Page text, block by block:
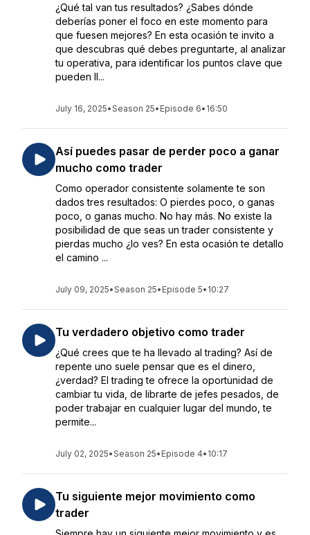
¿Qué tal van tus resultados? ¿Sabes dónde
deberías poner el foco en este momento para
que fuesen mejores? En esta ocasión te invito a
que descubras qué debes preguntarte, al analizar
tu operativa, para identificar los puntos clave que
pueden ll...
July 16, 2025•Season 25• Episode 6• 16:50
Así puedes pasar de perder poco a ganar
mucho como trader
Como operador consistente solamente te son
dados tres resultados: O pierdes poco, o ganas
poco, o ganas mucho. No hay más. No existe la
posibilidad de que seas un trader consistente y
pierdas mucho ¿lo ves? En esta ocasión te detallo
el camino ...
July 09, 2025•Season 25• Episode 5• 10:27
Tu verdadero objetivo como trader
¿Qué crees que te ha llevado al trading? Así de
repente uno suele pensar que es el dinero,
¿verdad? El trading te ofrece la oportunidad de
cambiar tu vida, de librarte de jefes pesados, de
poder trabajar en cualquier lugar del mundo, te
permite...
July 02, 2025•Season 25• Episode 4• 10:17
Tu siguiente mejor movimiento como
trader